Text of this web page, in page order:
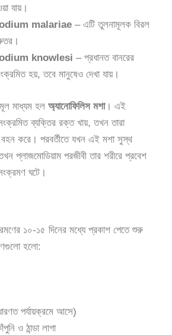
যায়।
malariae – এটি তুলনামূলক বিরল
knowlesi – প্রধানত বানরের
হয়, তবে মানুষেও দেখা যায়।
মূল মাধ্যম হলঅ্যানোফিলিস মশা। এই
ব্যক্তির রক্ত খায়, তখন তারা
বহন করে। পরবর্তীতে যখন এই মশা সুস্থ
প্লাজমোডিয়াম পরজীবী তার শরীরে প্রবেশ
ঘটে।
১০-১৫ দিনের মধ্যে প্রকাশ পেতে শুরু
হলো:
পর্যায়ক্রমে আসে)
ও ঠান্ডা লাগা